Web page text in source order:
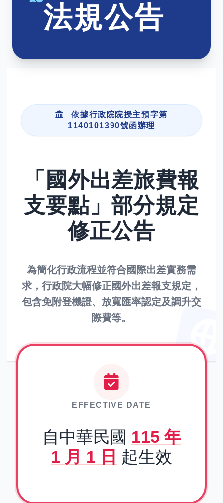
法規公告
依據行政院院授主預字第
1140101390號函辦理
「國外出差旅費報
支要點」 部分規定
修正公告
為簡化行政流程並符合國際出差實務需
求，行政院大幅修正國外出差報支規定，
包含免附登機證、放寬匯率認定及調升交
際費等。
EFFECTIVE DATE
自中華民國 115 年
1 月 1 日 起生效